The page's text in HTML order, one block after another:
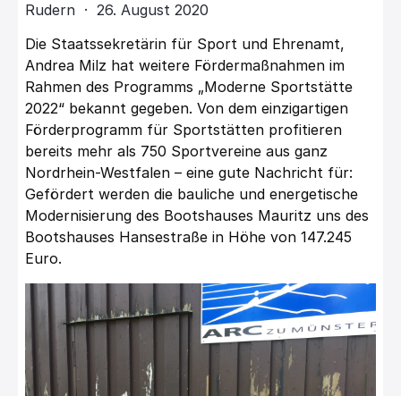
Rudern · 26. August 2020
Die Staatssekretärin für Sport und Ehrenamt,
Andrea Milz hat weitere Fördermaßnahmen im
Rahmen des Programms „Moderne Sportstätte
2022“ bekannt gegeben. Von dem einzigartigen
Förderprogramm für Sportstätten profitieren
bereits mehr als 750 Sportvereine aus ganz
Nordrhein-Westfalen – eine gute Nachricht für:
Gefördert werden die bauliche und energetische
Modernisierung des Bootshauses Mauritz uns des
Bootshauses Hansestraße in Höhe von 147.245
Euro.